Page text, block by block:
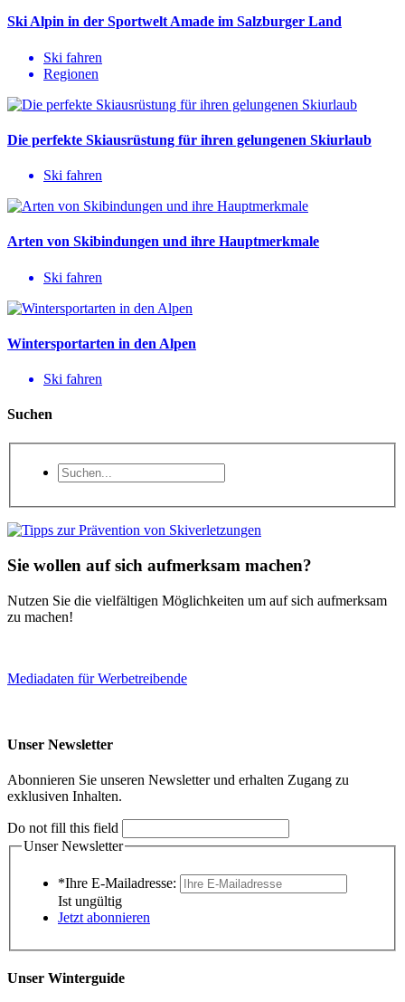
Ski Alpin in der Sportwelt Amade im Salzburger Land
Ski fahren
Regionen
Die perfekte Skiausrüstung für ihren gelungenen Skiurlaub
Ski fahren
Arten von Skibindungen und ihre Hauptmerkmale
Ski fahren
Wintersportarten in den Alpen
Ski fahren
Suchen
Sie wollen auf sich aufmerksam machen?
Nutzen Sie die vielfältigen Möglichkeiten um auf sich aufmerksam
zu machen!
Mediadaten für Werbetreibende
Unser Newsletter
Abonnieren Sie unseren Newsletter und erhalten Zugang zu
exklusiven Inhalten.
Do not fill this field
Unser Newsletter
*Ihre E-Mailadresse:
Ist ungültig
Jetzt abonnieren
Unser Winterguide